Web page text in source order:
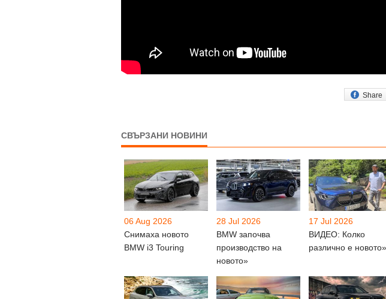
Share
СВЪРЗАНИ НОВИНИ
06 Aug 2026
Снимаха новото
BMW i3 Touring
28 Jul 2026
BMW започва
производство на
новото»
17 Jul 2026
ВИДЕО: Колко
различно е новото»